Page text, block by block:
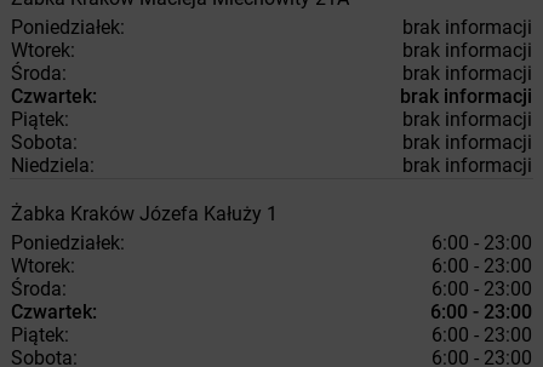
Poniedziałek:
brak informacji
Wtorek:
brak informacji
Środa:
brak informacji
Czwartek:
brak informacji
Piątek:
brak informacji
Sobota:
brak informacji
Niedziela:
brak informacji
Żabka Kraków Józefa Kałuży 1
Poniedziałek:
6:00 - 23:00
Wtorek:
6:00 - 23:00
Środa:
6:00 - 23:00
Czwartek:
6:00 - 23:00
Piątek:
6:00 - 23:00
Sobota:
6:00 - 23:00